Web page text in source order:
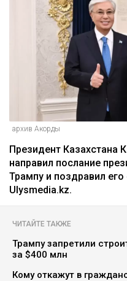
архив Акорды
Президент Казахстана
направил послание
Трампу и поздравил
Ulysmedia.kz.
ЧИТАЙТЕ ТАКЖЕ
Трампу запретили
за $400 млн
Кому откажут в